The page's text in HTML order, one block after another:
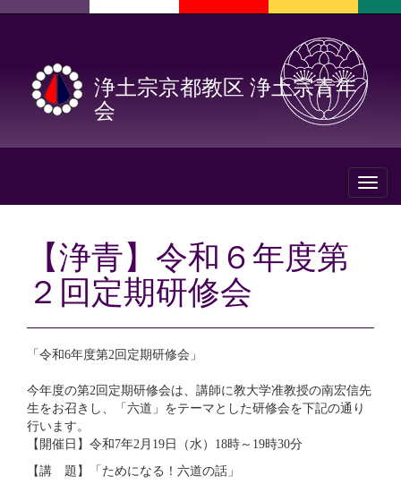
浄土宗京都教区 浄土宗青年
会
Toggle
【浄青】令和６年度第
２回定期研修会
「 令和6年度第2回定期研修会」
今年度の第2回定期研修会は、 講師に教大学准教授の南宏信先
生をお召きし、「六道」 をテーマとした研修会を下記の通り
行います。
【開催日】令和7年2月19日（水）18時～19時30分
【講 題】「ためになる！六道の話」